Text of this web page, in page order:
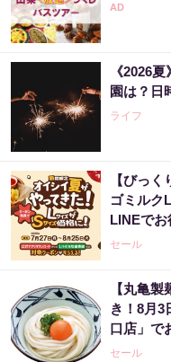
《2026
園は？日
ライフ
【びっ
ゴミルク
LINEでお
セール
【丸亀
き！8月3
口店」で
セール